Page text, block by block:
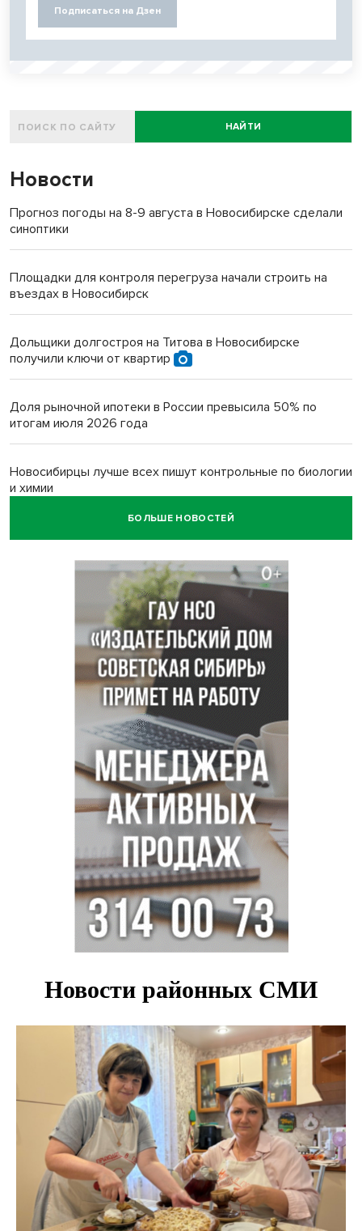
Подписаться на Дзен
НАЙТИ
Новости
Прогноз погоды на 8-9 августа в Новосибирске сделали
синоптики
Площадки для контроля перегруза начали строить на
въездах в Новосибирск
Дольщики долгостроя на Титова в Новосибирске
получили ключи от квартир
Доля рыночной ипотеки в России превысила 50% по
итогам июля 2026 года
Новосибирцы лучше всех пишут контрольные по биологии
и химии
БОЛЬШЕ НОВОСТЕЙ